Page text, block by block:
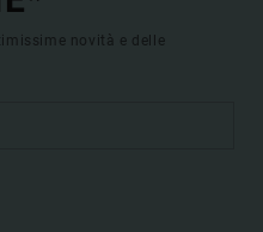
novità e delle